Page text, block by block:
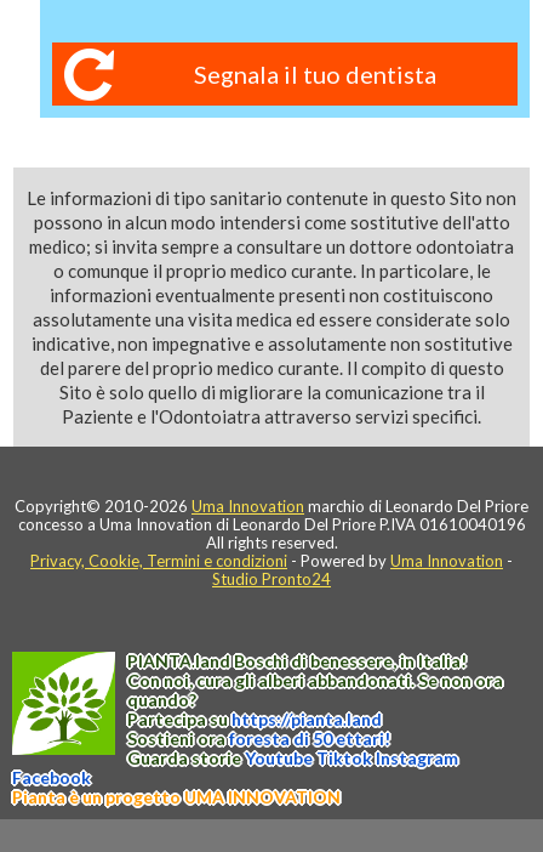
Segnala il tuo dentista
Le informazioni di tipo sanitario contenute in questo Sito non
possono in alcun modo intendersi come sostitutive dell'atto
medico; si invita sempre a consultare un dottore odontoiatra
o comunque il proprio medico curante. In particolare, le
informazioni eventualmente presenti non costituiscono
assolutamente una visita medica ed essere considerate solo
indicative, non impegnative e assolutamente non sostitutive
del parere del proprio medico curante. Il compito di questo
Sito è solo quello di migliorare la comunicazione tra il
Paziente e l'Odontoiatra attraverso servizi specifici.
Copyright© 2010-2026 Uma Innovation marchio di Leonardo Del Priore
concesso a Uma Innovation di Leonardo Del Priore P.IVA 01610040196
All rights reserved.
Privacy, Cookie, Termini e condizioni - Powered byUma Innovation -
Studio Pronto24
PIANTA.landBoschi di benessere, in Italia!
Con noi, cura gli alberi abbandonati. Se non ora
quando?
Partecipa suhttps://pianta.land
Sostieni oraforesta di 50 ettari!
Guarda storieYoutubeTiktokInstagram
Facebook
Pianta è un progetto UMA INNOVATION